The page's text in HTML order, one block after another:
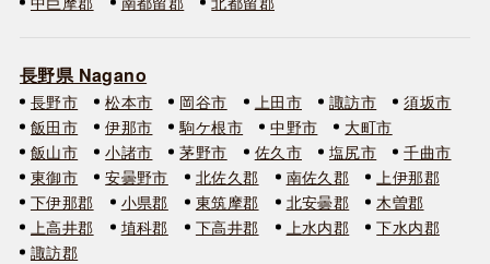
長野県 Nagano
長野市 松本市 岡谷市 上田市 諏訪市
須坂市
飯田市
伊那市 駒ケ根市 中野市
大町市
飯山市
小諸市 茅野市 佐久市 塩尻市
千曲市
東御市
安曇野市 北佐久郡 南佐久郡
上伊那郡
下伊那郡
小県郡 東筑摩郡 北安曇郡
木曽郡
上高井郡
埴科郡 下高井郡 上水内郡
下水内郡
諏訪郡